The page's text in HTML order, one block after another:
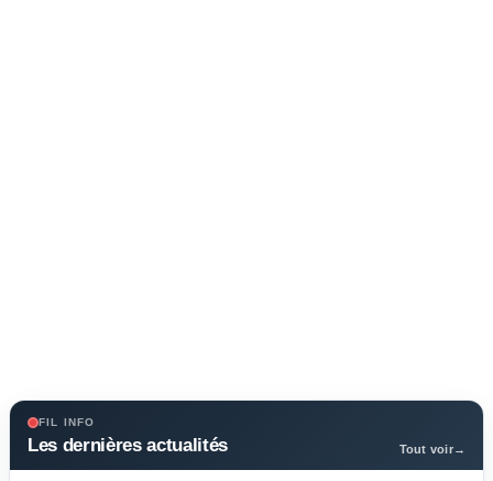
FIL INFO
Les dernières actualités Tout voir→